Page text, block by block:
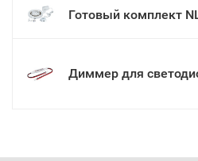
Готовый комплект
Диммер для